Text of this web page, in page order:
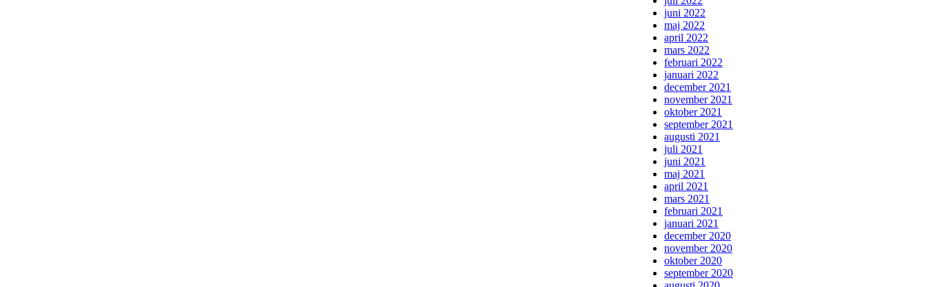
juni 2022
maj 2022
april 2022
mars 2022
februari 2022
januari 2022
december 2021
november 2021
oktober 2021
september 2021
augusti 2021
juli 2021
juni 2021
maj 2021
april 2021
mars 2021
februari 2021
januari 2021
december 2020
november 2020
oktober 2020
september 2020